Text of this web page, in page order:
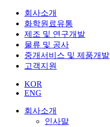
회사소개
화학원료유통
제조 및 연구개발
물류 및 공사
중개서비스 및 제품개발
고객지원
KOR
ENG
회사소개
인사말